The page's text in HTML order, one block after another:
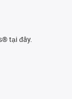
tại đây.